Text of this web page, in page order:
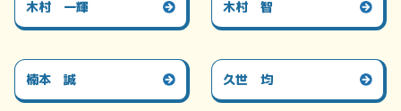
木村 一輝 木村 智
楠本 誠 久世 均